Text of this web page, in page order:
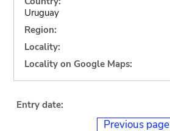
Uruguay
Region:
Locality:
Locality on Google Maps:
Entry date:
Previous page